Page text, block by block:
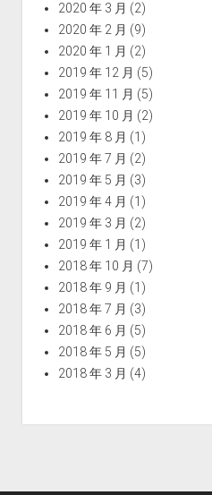
2020 年 3 月 (2)
2020 年 2 月 (9)
2020 年 1 月 (2)
2019 年 12 月 (5)
2019 年 11 月 (5)
2019 年 10 月 (2)
2019 年 8 月 (1)
2019 年 7 月 (2)
2019 年 5 月 (3)
2019 年 4 月 (1)
2019 年 3 月 (2)
2019 年 1 月 (1)
2018 年 10 月 (7)
2018 年 9 月 (1)
2018 年 7 月 (3)
2018 年 6 月 (5)
2018 年 5 月 (5)
2018 年 3 月 (4)